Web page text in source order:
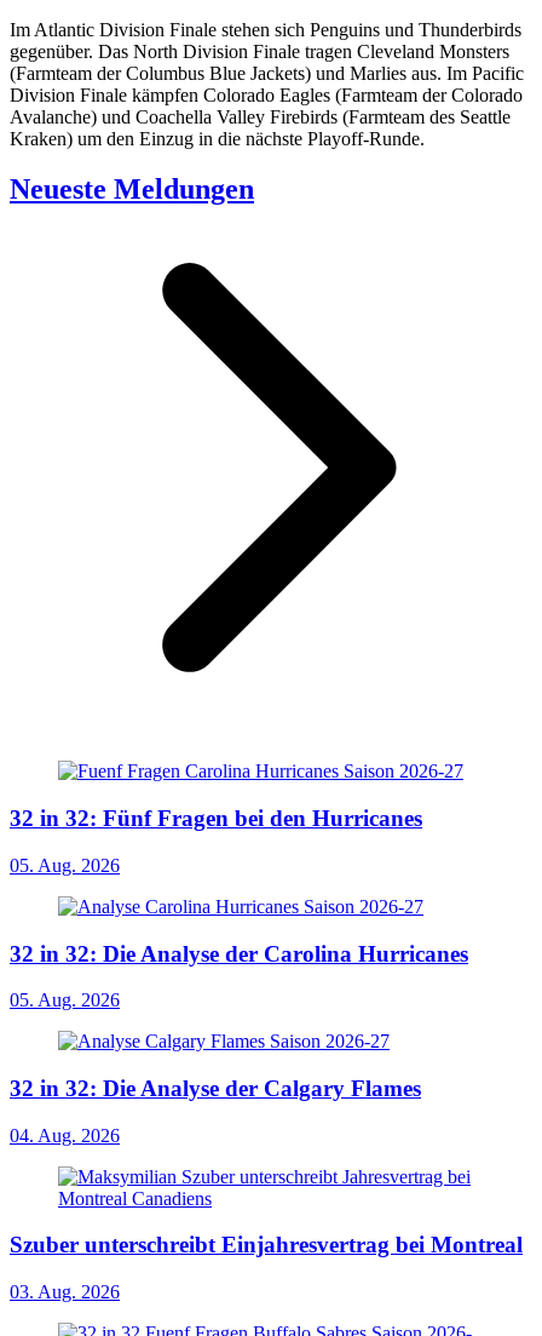
Im Atlantic Division Finale stehen sich Penguins und Thunderbirds
gegenüber. Das North Division Finale tragen Cleveland Monsters
(Farmteam der Columbus Blue Jackets) und Marlies aus. Im Pacific
Division Finale kämpfen Colorado Eagles (Farmteam der Colorado
Avalanche) und Coachella Valley Firebirds (Farmteam des Seattle
Kraken) um den Einzug in die nächste Playoff-Runde.
Neueste Meldungen
32 in 32: Fünf Fragen bei den Hurricanes
05. Aug. 2026
32 in 32: Die Analyse der Carolina Hurricanes
05. Aug. 2026
32 in 32: Die Analyse der Calgary Flames
04. Aug. 2026
Szuber unterschreibt Einjahresvertrag bei Montreal
03. Aug. 2026